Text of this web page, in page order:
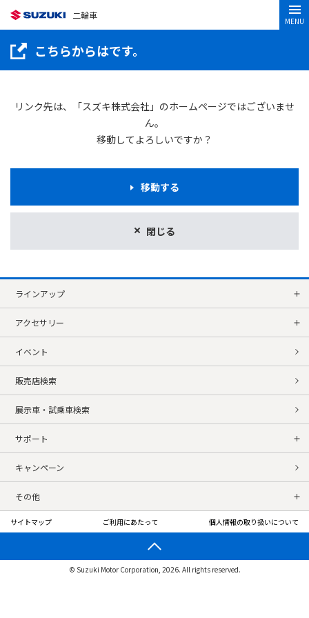
二輪車
MENU
こちらからはです。
リンク先は、「スズキ株式会社」のホームページではございませ
ん。
移動してよろしいですか？
閉じる
移動する
ラインアップ
アクセサリー
イベント
販売店検索
展示車・試乗車検索
サポート
キャンペーン
その他
サイトマップ ご利用にあたって 個人情報の取り扱いについて
© Suzuki Motor Corporation, 2026. All rights reserved.